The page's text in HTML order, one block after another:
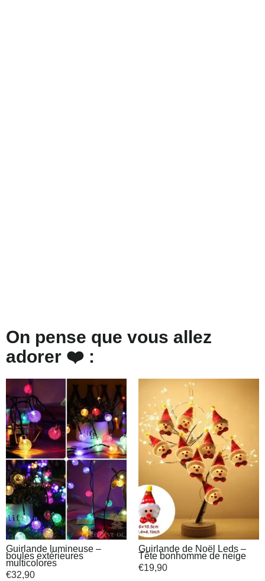
On pense que vous allez
adorer ❤️ :
Guirlande lumineuse –
boules extérieures
multicolores
€32,90
Guirlande de Noël Leds –
Tête bonhomme de neige
€19,90